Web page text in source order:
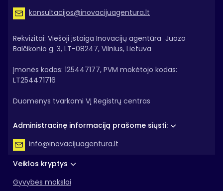
Veiklos kryptys
Gyvybės mokslai
konsultacijos@inovacijuagentura.lt
Rekvizitai: Viešoji įstaiga Inovacijų agentūra Juozo
Balčikonio g. 3, LT-08247, Vilnius, Lietuva
Įmonės kodas: 125447177, PVM mokėtojo kodas:
LT254471716
Duomenys tvarkomi VĮ Registrų centras
Administracinę informaciją prašome siųsti:
info@inovacijuagentura.lt